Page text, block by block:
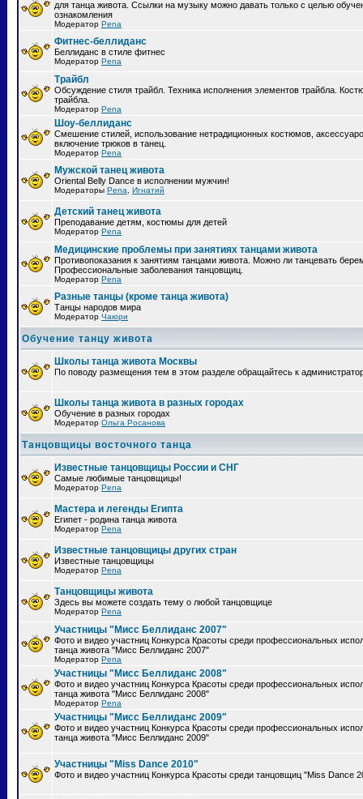
для танца живота. Ссылки на музыку можно давать только с целью
ознакомления
Модератор Pena
Фитнес-беллиданс
Беллиданс в стиле фитнес
Модератор Pena
Трайбл
Обсуждение стиля трайбл. Техника исполнения элементов трайбла.
трайбла.
Модератор Pena
Шоу-беллиданс
Смешение стилей, использование нетрадиционных костюмов,
включение трюков в танец.
Модератор Pena
Мужской танец живота
Oriental Belly Dance в исполнении мужчин!
Модераторы Pena Игнатий
Детский танец живота
Преподавание детям, костюмы для детей
Модератор Pena
Медицинские проблемы при занятиях танцами живота
Противопоказания к занятиям танцами живота. Можно ли танцевать
Профессиональные заболевания танцовщиц.
Модератор Pena
Разные танцы (кроме танца живота)
Танцы народов мира
Модератор Чаюри
Обучение танцу живота
Школы танца живота Москвы
По поводу размещения тем в этом разделе обращайтесь к
Школы танца живота в разных городах
Обучение в разных городах
Модератор Ольга Росанова
Танцовщицы восточного танца
Известные танцовщицы России и СНГ
Самые любимые танцовщицы!
Модератор Pena
Мастера и легенды Египта
Египет - родина танца живота
Модератор Pena
Известные танцовщицы других стран
Известные танцовщицы
Модератор Pena
Танцовщицы живота
Здесь вы можете создать тему о любой танцовщице
Модератор Pena
Участницы "Мисс Беллиданс 2007"
Фото и видео участниц Конкурса Красоты среди профессиональных
танца живота "Мисс Беллиданс 2007"
Модератор Pena
Участницы "Мисс Беллиданс 2008"
Фото и видео участниц Конкурса Красоты среди профессиональных
танца живота "Мисс Беллиданс 2008"
Модератор Pena
Участницы "Мисс Беллиданс 2009"
Фото и видео участниц Конкурса Красоты среди профессиональных
танца живота "Мисс Беллиданс 2009"
Участницы "Miss Dance 2010"
Фото и видео участниц Конкурса Красоты среди танцовщиц "Miss Dance